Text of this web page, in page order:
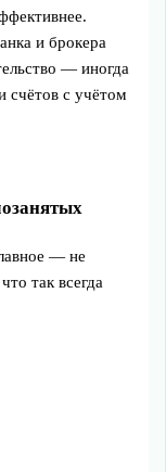
и брокера
— иногда
счётов с учётом
— не
так всегда